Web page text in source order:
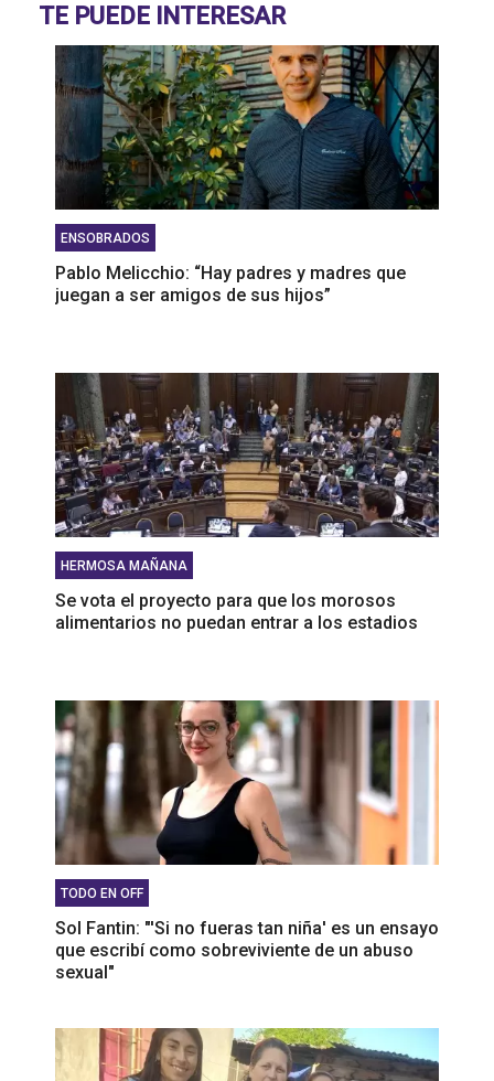
Roberto Pintos: “Lo más triste fue perder a mi
amigo en mis brazos”
TE PUEDE INTERESAR
ENSOBRADOS
Pablo Melicchio: “Hay padres y madres que
juegan a ser amigos de sus hijos”
HERMOSA MAÑANA
Se vota el proyecto para que los morosos
alimentarios no puedan entrar a los estadios
TODO EN OFF
Sol Fantin: "'Si no fueras tan niña' es un ensayo
que escribí como sobreviviente de un abuso
sexual"